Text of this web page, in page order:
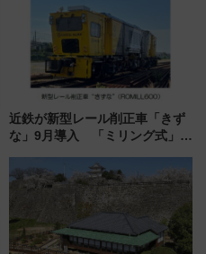
近鉄が新型レール削正車「きず
な」9月導入 「ミリング式」採
化！安全性や乗り心地の向上に
貢献するだけでなく、全線区で
活躍するための仕組みも